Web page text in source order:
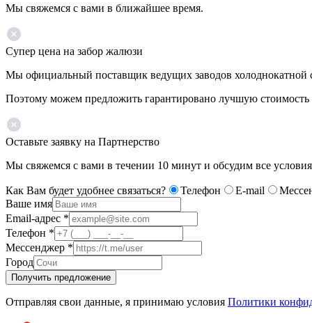
Мы свяжемся с вами в ближайшее время.
Супер цена на забор жалюзи
Мы официальный поставщик ведущих заводов холоднокатной
Поэтому можем предложить гарантировано лучшую стоимость
Оставьте заявку на Партнерство
Мы свяжемся с вами в течении 10 минут и обсудим все условия
Как Вам будет удобнее связаться? Телефон E-mail
Ваше имя
Email-адрес *
Телефон *
Мессенджер *
Город
Получить предложение
Отправляя свои данные, я принимаю условия Политики